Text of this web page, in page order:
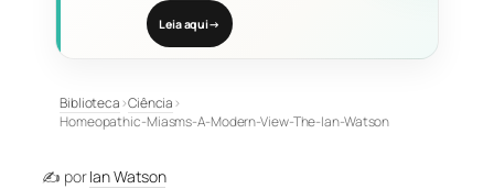
Leia aqui→
Biblioteca›Ciência›
Homeopathic-Miasms-A-Modern-View-The-Ian-Watson
✍️ porIan Watson